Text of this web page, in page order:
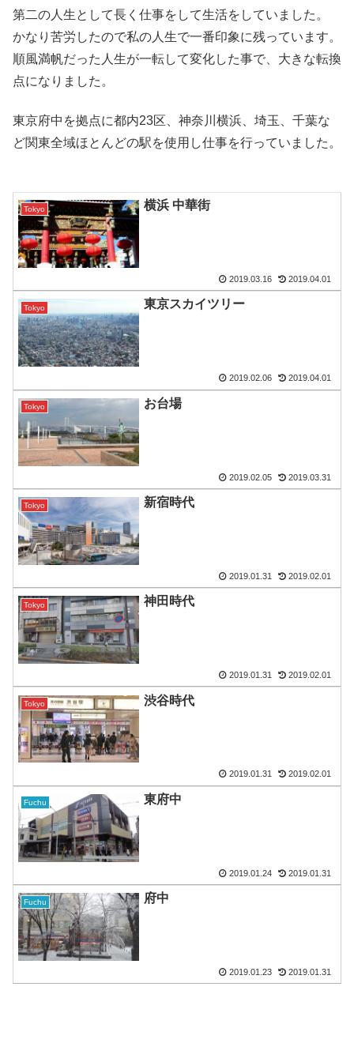
第二の人生として長く仕事をして生活をしていました。
かなり苦労したので私の人生で一番印象に残っています。
順風満帆だった人生が一転して変化した事で、大きな転換
点になりました。
東京府中を拠点に都内23区、神奈川横浜、埼玉、千葉な
ど関東全域ほとんどの駅を使用し仕事を行っていました。
Tokyo 横浜 中華街
2019.03.16 2019.04.01
Tokyo 東京スカイツリー
2019.02.06 2019.04.01
Tokyo お台場
2019.02.05 2019.03.31
Tokyo 新宿時代
2019.01.31 2019.02.01
Tokyo 神田時代
2019.01.31 2019.02.01
Tokyo 渋谷時代
2019.01.31 2019.02.01
Fuchu 東府中
2019.01.24 2019.01.31
Fuchu 府中
2019.01.23 2019.01.31